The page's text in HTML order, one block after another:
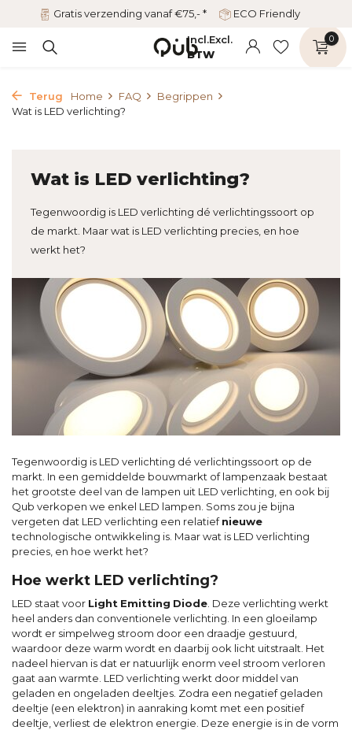
Gratis verzending vanaf €75,- * ECO Friendly
Incl.Excl.
BTW
0
Terug Home FAQ
Begrippen
Wat is LED verlichting?
Wat is LED verlichting?
Tegenwoordig is LED verlichting dé verlichtingssoort op
de markt. Maar wat is LED verlichting precies, en hoe
werkt het?
Tegenwoordig is LED verlichting dé verlichtingssoort op de
markt. In een gemiddelde bouwmarkt of lampenzaak bestaat
het grootste deel van de lampen uit LED verlichting, en ook bij
Qub verkopen we enkel LED lampen. Soms zou je bijna
vergeten dat LED verlichting een relatiefnieuwe
technologische ontwikkeling is. Maar wat is LED verlichting
precies, en hoe werkt het?
Hoe werkt LED verlichting?
LED staat voor Light Emitting Diode . Deze verlichting werkt
heel anders dan conventionele verlichting. In een gloeilamp
wordt er simpelweg stroom door een draadje gestuurd,
waardoor deze warm wordt en daarbij ook licht uitstraalt. Het
nadeel hiervan is dat er natuurlijk enorm veel stroom verloren
gaat aan warmte. LED verlichting werkt door middel van
geladen en ongeladen deeltjes. Zodra een negatief geladen
deeltje (een elektron) in aanraking komt met een positief
deeltje, verliest de elektron energie. Deze energie is in de vorm